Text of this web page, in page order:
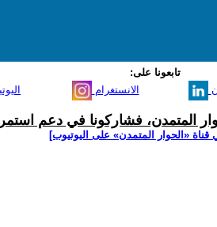
تابعونا على:
الانستغرام
المتمدن، فشاركونا في دعم
‫«الحوار المتمدن» على اليوتيوب]